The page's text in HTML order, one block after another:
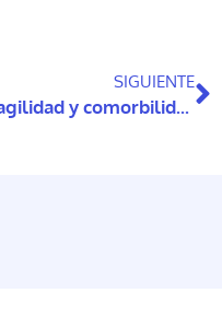
SIGUIENTE
Fragilidad y comorbilidad en mujeres mayores